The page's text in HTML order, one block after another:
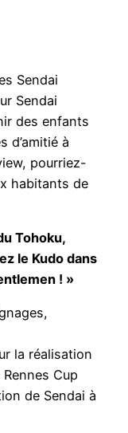
Sendai
Sendai
des enfants
d’amitié à
pourriez-
habitants de
Tohoku,
le Kudo dans
! »
la réalisation
Cup
de Sendai à